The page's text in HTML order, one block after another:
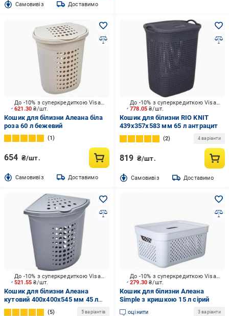
Cамовивіз Доставимо
621.30₴/шт.
До -10% з суперкредиткою Visa Вигода
Кошик для білизни Алеана біла
роза 60 л бежевий
1
654 ₴/шт.
Cамовивіз Доставимо
778.05₴/шт.
До -10% з суперкредиткою Visa Вигода
Кошик для білизни RIO KNIT
439х357х583 мм 65 л антрацит
2 4 варіанти
819 ₴/шт.
Cамовивіз Доставимо
521.55₴/шт.
До -10% з суперкредиткою Visa Вигода
Кошик для білизни Алеана
кутовий 400х400х545 мм 45 л
сірий
5 5 варіантів
279.30₴/шт.
До -10% з суперкредиткою Visa Вигода
Кошик для білизни Алеана
Simple з кришкою 15 л сірий
оцінити 3 варіанти